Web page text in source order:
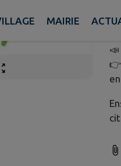
de page MAIRIE